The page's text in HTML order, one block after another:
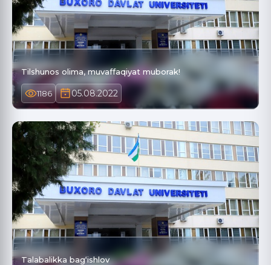
Tilshunos olima, muvaffaqiyat muborak!
1186 05.08.2022
Talabalikka bag‘ishlov